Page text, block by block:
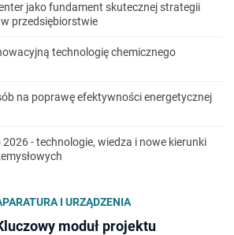
jako fundament skutecznej strategii
przedsiębiorstwie
technologię chemicznego
na poprawę efektywności energetycznej
- technologie, wiedza i nowe kierunki
I URZĄDZENIA
moduł projektu